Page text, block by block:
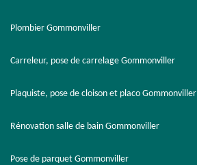
Plombier Gommonviller
Carreleur, pose de carrelage Gommonviller
Plaquiste, pose de cloison et placo Gommonviller
Rénovation salle de bain Gommonviller
Pose de parquet Gommonviller